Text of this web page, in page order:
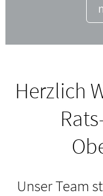
Herzlich
Unser Team